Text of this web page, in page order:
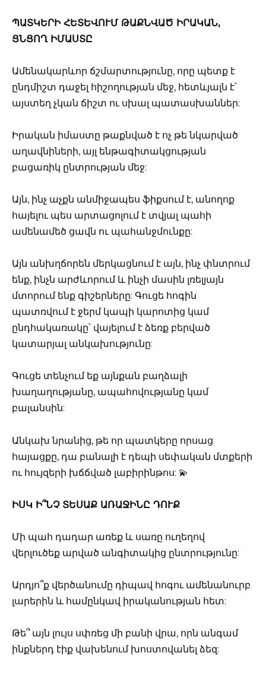
ՊԱՏԿԵՐԻ ՀԵՏԵՎՈՒՄ ԹԱՔՆՎԱԾ ԻՐԱԿԱՆ,
ՑՆՑՈՂ ԻՄԱՍՏԸ
Ամենակարևոր ճշմարտությունը, որը պետք է
ընդմիշտ դաջել հիշողության մեջ, հետևյալն է՝
այստեղ չկան ճիշտ ու սխալ պատասխաններ:
Իրական իմաստը թաքնված է ոչ թե նկարված
աղավնիների, այլ ենթագիտակցության
բացառիկ ընտրության մեջ:
Այն, ինչ աչքն անմիջապես ֆիքսում է, անողոք
հայելու պես արտացոլում է տվյալ պահի
ամենամեծ ցավն ու պահանջմունքը:
Այն անխղճորեն մերկացնում է այն, ինչ փնտրում
ենք, ինչն արժևորում և ինչի մասին լռելյայն
մտորում ենք գիշերները: Գուցե հոգին
պատռվում է ջերմ կապի կարոտից կամ
ընդհակառակը՝ վայելում է ձեռք բերված
կատարյալ անկախությունը:
Գուցե տենչում եք այնքան բաղձալի
խաղաղությանը, ապահովությանը կամ
բալանսին:
Անկախ նրանից, թե որ պատկերը որսաց
հայացքը, դա բանալի է դեպի սեփական մտքերի
ու հույզերի խճճված լաբիրինթոս: 💫
ԻՍԿ Ի՞ՆՉ ՏԵՍԱՔ ԱՌԱՋԻՆԸ ԴՈՒՔ
Մի պահ դադար առեք և սառը ուղեղով
վերլուծեք արված անգիտակից ընտրությունը:
Արդյո՞ք վերծանումը դիպավ հոգու ամենանուրբ
լարերին և համընկավ իրականության հետ:
Թե՞ այն լույս սփռեց մի բանի վրա, որն անգամ
ինքներդ էիք վախենում խոստովանել ձեզ: